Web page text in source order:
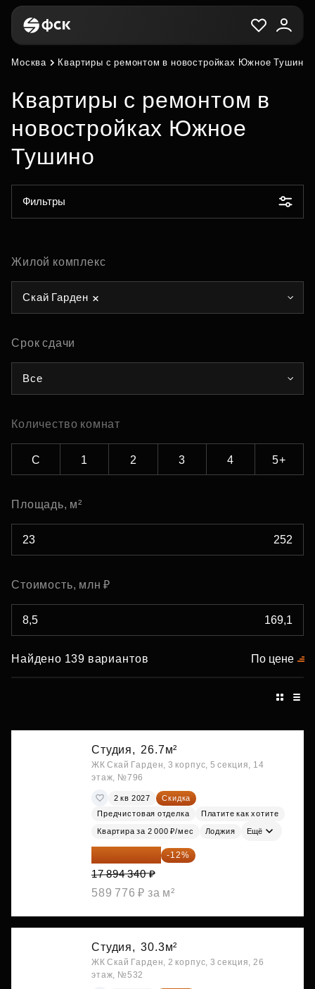
Москва Квартиры с ремонтом в новостройках Южное Тушино
Квартиры с ремонтом в
новостройках Южное
Тушино
Фильтры
Жилой комплекс
Скай Гарден
Срок сдачи
Все
Количество комнат
С 1 2 3 4 5+
Площадь, м²
Стоимость, млн ₽
Найдено 139 вариантов По цене
Студия, 26.7м²
ЖК Скай Гарден, 3 корпус, 5 секция, 14
этаж, №796
2 кв 2027
Скидка
Предчистовая отделка
Платите как хотите
Квартира за 2 000 ₽/мес Лоджия Ещё
15 747 019 ₽ -12%
17 894 340 ₽
589 776 ₽ за м²
Студия, 30.3м²
ЖК Скай Гарден, 2 корпус, 3 секция, 26
этаж, №532